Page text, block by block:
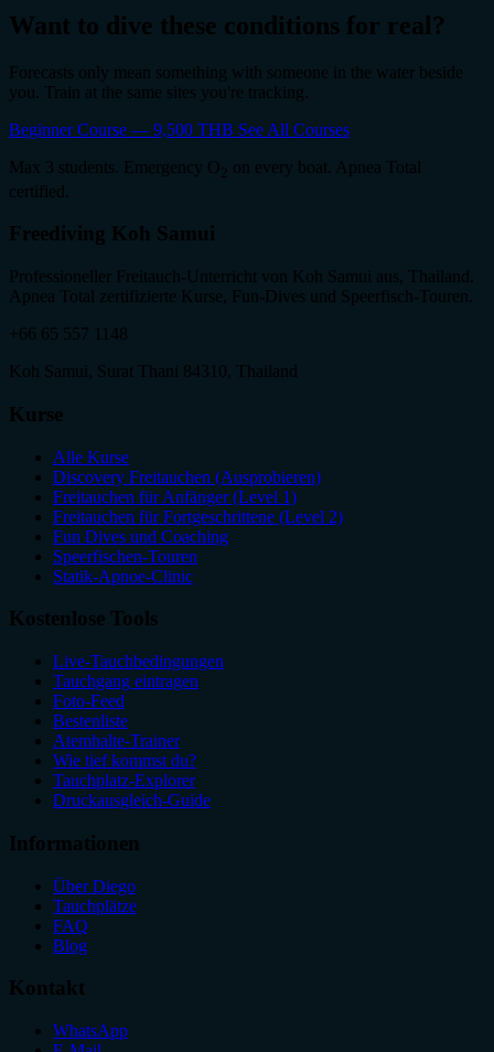
Want to dive these conditions for real?
Forecasts only mean something with someone in the water beside
you. Train at the same sites you're tracking.
Beginner Course — 9,500 THB See All Courses
Max 3 students. Emergency O
on every boat. Apnea Total
certified.
Freediving Koh Samui
Professioneller Freitauch-Unterricht von Koh Samui aus, Thailand.
Apnea Total zertifizierte Kurse, Fun-Dives und Speerfisch-Touren.
+66 65 557 1148
Koh Samui, Surat Thani 84310, Thailand
Kurse
Alle Kurse
Discovery Freitauchen (Ausprobieren)
Freitauchen für Anfänger (Level 1)
Freitauchen für Fortgeschrittene (Level 2)
Fun Dives und Coaching
Speerfischen-Touren
Statik-Apnoe-Clinic
Kostenlose Tools
Live-Tauchbedingungen
Tauchgang eintragen
Foto-Feed
Bestenliste
Atemhalte-Trainer
Wie tief kommst du?
Tauchplatz-Explorer
Druckausgleich-Guide
Informationen
Über Diego
Tauchplätze
FAQ
Blog
Kontakt
WhatsApp